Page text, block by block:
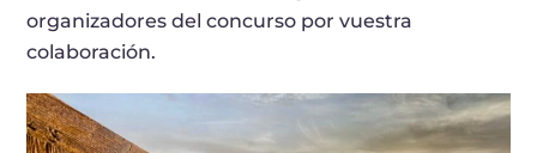
organizadores del concurso por vuestra
colaboración.